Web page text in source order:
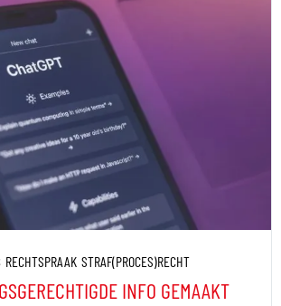
RECHTSPRAAK STRAF(PROCES)RECHT
INFO GEMAAKT